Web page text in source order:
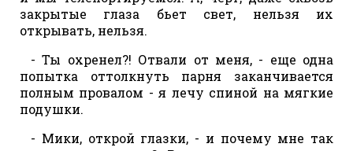
закрытые глаза бьет свет, нельзя их
открывать, нельзя.
- Ты охренел?! Отвали от меня, - еще одна
попытка оттолкнуть парня заканчивается
полным провалом - я лечу спиной на мягкие
подушки.
- Мики, открой глазки, - и почему мне так